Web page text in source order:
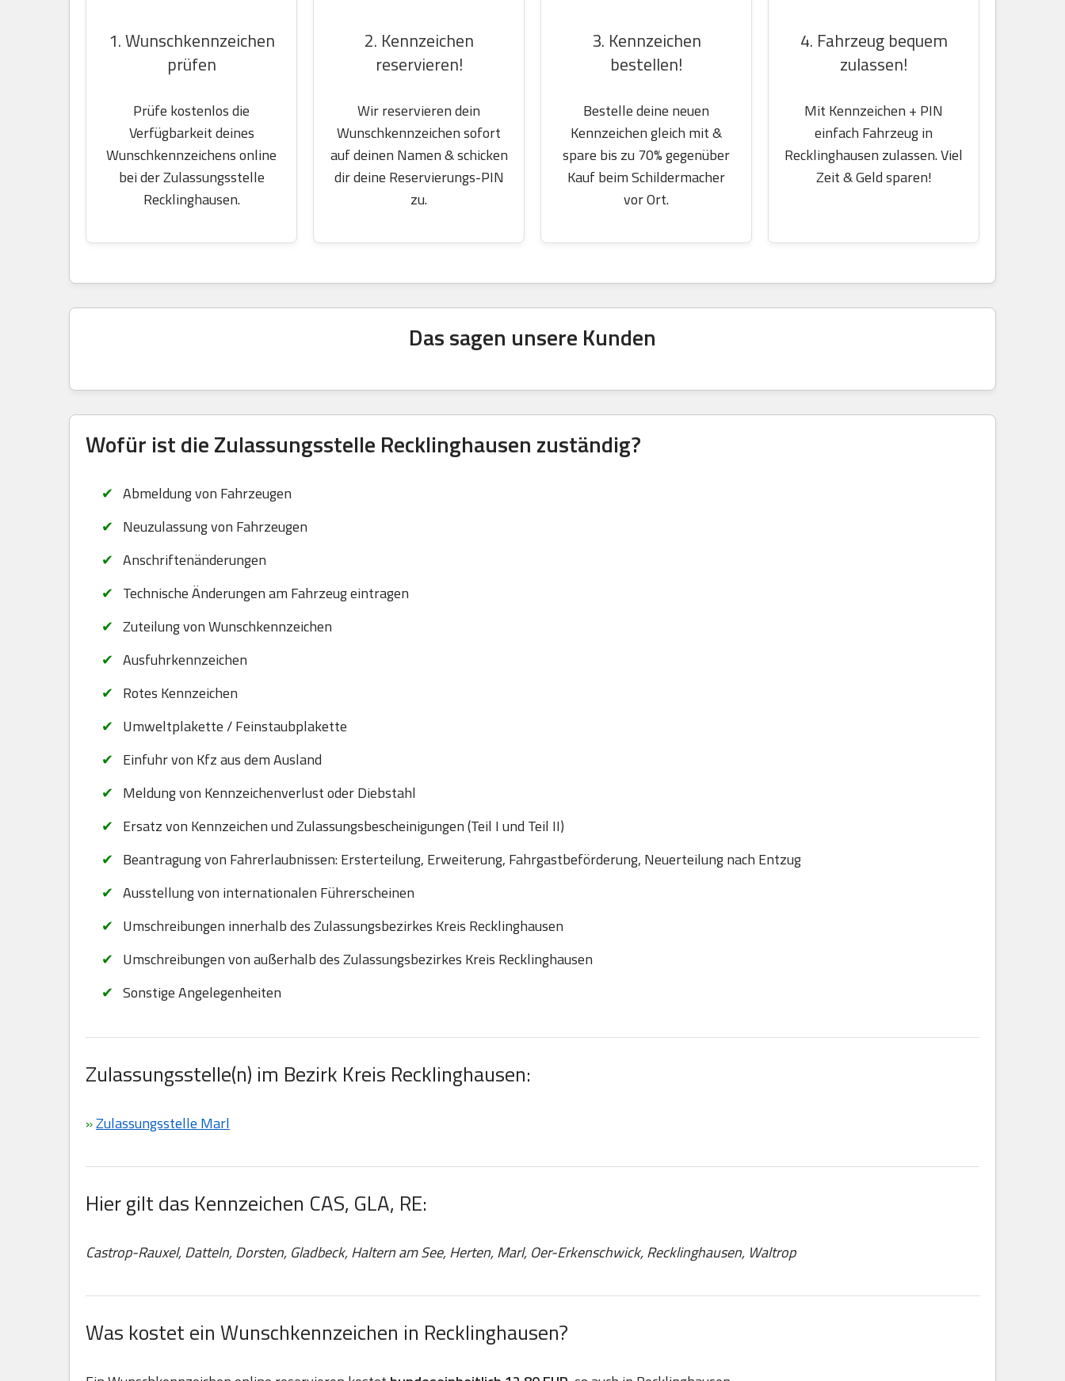
1. Wunschkennzeichen
prüfen
Prüfe kostenlos die
Verfügbarkeit deines
Wunschkennzeichens online
bei der Zulassungsstelle
Recklinghausen.
2. Kennzeichen
reservieren!
Wir reservieren dein
Wunschkennzeichen sofort
auf deinen Namen & schicken
dir deine Reservierungs-PIN
zu.
3. Kennzeichen
bestellen!
Bestelle deine neuen
Kennzeichen gleich mit &
spare bis zu 70% gegenüber
Kauf beim Schildermacher
vor Ort.
4. Fahrzeug bequem
zulassen!
Mit Kennzeichen + PIN
einfach Fahrzeug in
Recklinghausen zulassen. Viel
Zeit & Geld sparen!
Das sagen unsere Kunden
Wofür ist die Zulassungsstelle Recklinghausen zuständig?
Abmeldung von Fahrzeugen
Neuzulassung von Fahrzeugen
Anschriftenänderungen
Technische Änderungen am Fahrzeug eintragen
Zuteilung von Wunschkennzeichen
Ausfuhrkennzeichen
Rotes Kennzeichen
Umweltplakette / Feinstaubplakette
Einfuhr von Kfz aus dem Ausland
Meldung von Kennzeichenverlust oder Diebstahl
Ersatz von Kennzeichen und Zulassungsbescheinigungen (Teil I und Teil II)
Beantragung von Fahrerlaubnissen: Ersterteilung, Erweiterung, Fahrgastbeförderung, Neuerteilung nach Entzug
Ausstellung von internationalen Führerscheinen
Umschreibungen innerhalb des Zulassungsbezirkes Kreis Recklinghausen
Umschreibungen von außerhalb des Zulassungsbezirkes Kreis Recklinghausen
Sonstige Angelegenheiten
Zulassungsstelle(n) im Bezirk Kreis Recklinghausen:
»Zulassungsstelle Marl
Hier gilt das Kennzeichen CAS, GLA, RE:
Castrop-Rauxel, Datteln, Dorsten, Gladbeck, Haltern am See, Herten, Marl, Oer-Erkenschwick, Recklinghausen, Waltrop
Was kostet ein Wunschkennzeichen in Recklinghausen?